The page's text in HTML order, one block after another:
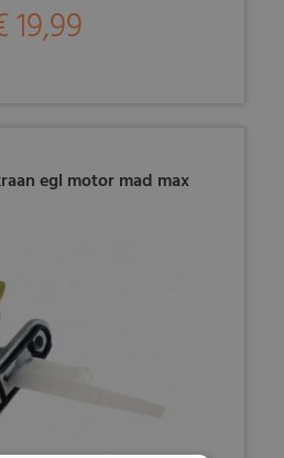
19,99
egl motor mad max